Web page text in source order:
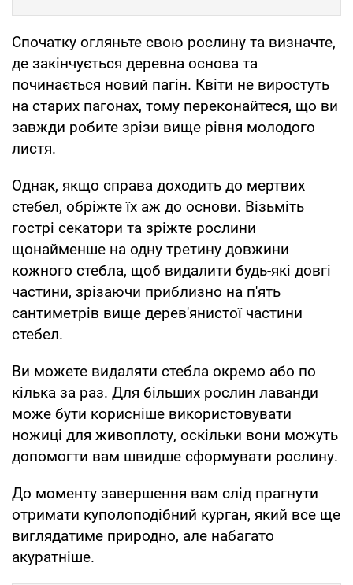
Спочатку огляньте свою рослину та визначте,
де закінчується деревна основа та
починається новий пагін. Квіти не виростуть
на старих пагонах, тому переконайтеся, що ви
завжди робите зрізи вище рівня молодого
листя.
Однак, якщо справа доходить до мертвих
стебел, обріжте їх аж до основи. Візьміть
гострі секатори та зріжте рослини
щонайменше на одну третину довжини
кожного стебла, щоб видалити будь-які довгі
частини, зрізаючи приблизно на п'ять
сантиметрів вище дерев'янистої частини
стебел.
Ви можете видаляти стебла окремо або по
кілька за раз. Для більших рослин лаванди
може бути корисніше використовувати
ножиці для живоплоту, оскільки вони можуть
допомогти вам швидше сформувати рослину.
До моменту завершення вам слід прагнути
отримати куполоподібний курган, який все ще
виглядатиме природно, але набагато
акуратніше.